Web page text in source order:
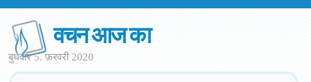
वचन आज का
बुधवार 5. फ़रवरी 2020